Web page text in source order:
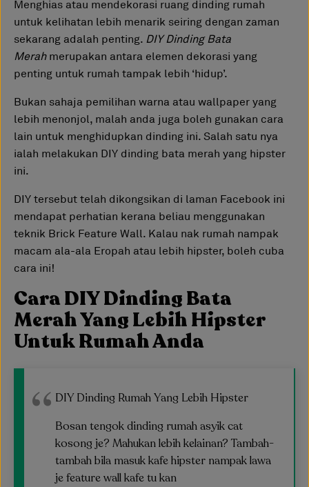
Menghias atau mendekorasi ruang dinding rumah
untuk kelihatan lebih menarik seiring dengan zaman
sekarang adalah penting. DIY Dinding Bata
Merahmerupakan antara elemen dekorasi yang
penting untuk rumah tampak lebih ‘hidup’.
Bukan sahaja pemilihan warna atau wallpaper yang
lebih menonjol, malah anda juga boleh gunakan cara
lain untuk menghidupkan dinding ini. Salah satu nya
ialah melakukan DIY dinding bata merah yang hipster
ini.
DIY tersebut telah dikongsikan di laman Facebook ini
mendapat perhatian kerana beliau menggunakan
teknik Brick Feature Wall. Kalau nak rumah nampak
macam ala-ala Eropah atau lebih hipster, boleh cuba
cara ini!
Cara DIY Dinding Bata
Merah Yang Lebih Hipster
Untuk Rumah Anda
DIY Dinding Rumah Yang Lebih Hipster
Bosan tengok dinding rumah asyik cat
kosong je? Mahukan lebih kelainan? Tambah-
tambah bila masuk kafe hipster nampak lawa
je feature wall kafe tu kan